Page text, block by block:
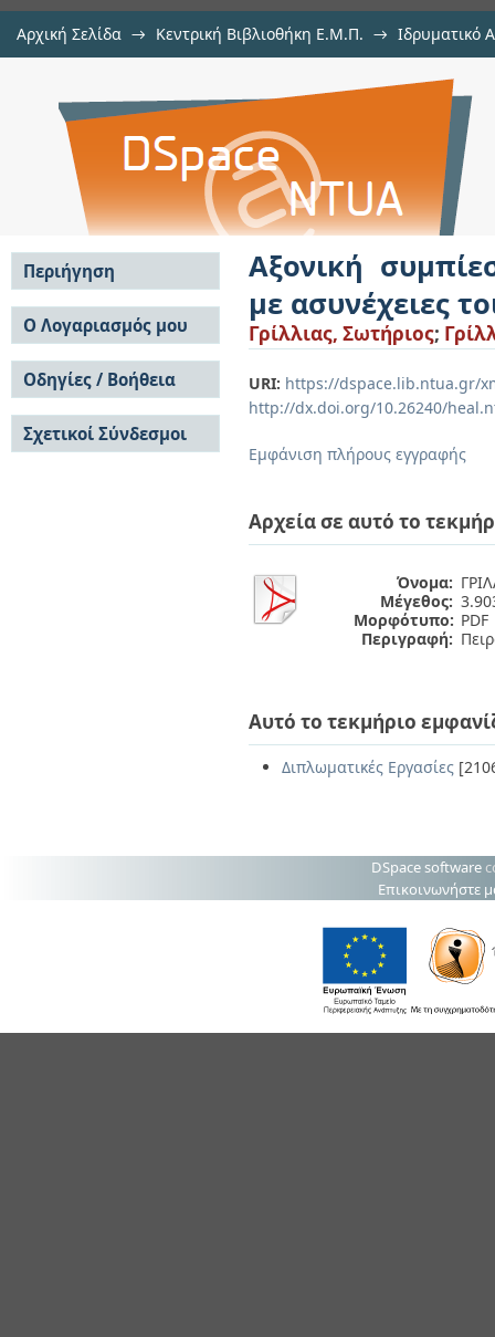
Αρχική Σελίδα → Κεντρική Βιβλιοθήκη Ε.Μ.Π. → Ιδρυματικό
Αξονική συμπίεση
τοιχώματος.
Αξονική
με ασυνέχειες
Γρίλλιας, Σωτήριος;
URI: https://dspace.lib.ntua.gr/
http://dx.doi.org/10.26240/
Εμφάνιση πλήρους εγγραφής
Αρχεία σε αυτό το
Όνομα:
Μέγεθος:
Μορφότυπο: PDF
Περιγραφή:
Αυτό το τεκμήριο
Διπλωματικές Εργασίες
Περιήγηση
Σε όλο το DSpace
Κοινότητες & Συλλογές
Ανά Ημερομηνία
Έκδοσης
Συγγραφείς
Τίτλοι
Θέματα
Ο Λογαριασμός μου
Σύνδεση
Εγγραφή
Οδηγίες / Βοήθεια
Οδηγίες Υποβολής
Οδηγίες Χρήσης ΙΑ
Συχνές Ερωτήσεις
Σχετικοί Σύνδεσμοι
DSpace software
Επικοινωνήστε